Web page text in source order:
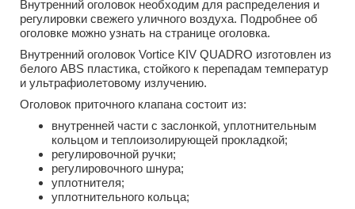
Внутренний оголовок необходим для распределения и
регулировки свежего уличного воздуха. Подробнее об
оголовке можно узнать на странице оголовка.
Внутренний оголовок Vortice KIV QUADRO изготовлен из
белого ABS пластика, стойкого к перепадам температур
и ультрафиолетовому излучению.
Оголовок приточного клапана состоит из:
внутренней части с заслонкой, уплотнительным
кольцом и теплоизолирующей прокладкой;
регулировочной ручки;
регулировочного шнура;
уплотнителя;
уплотнительного кольца;